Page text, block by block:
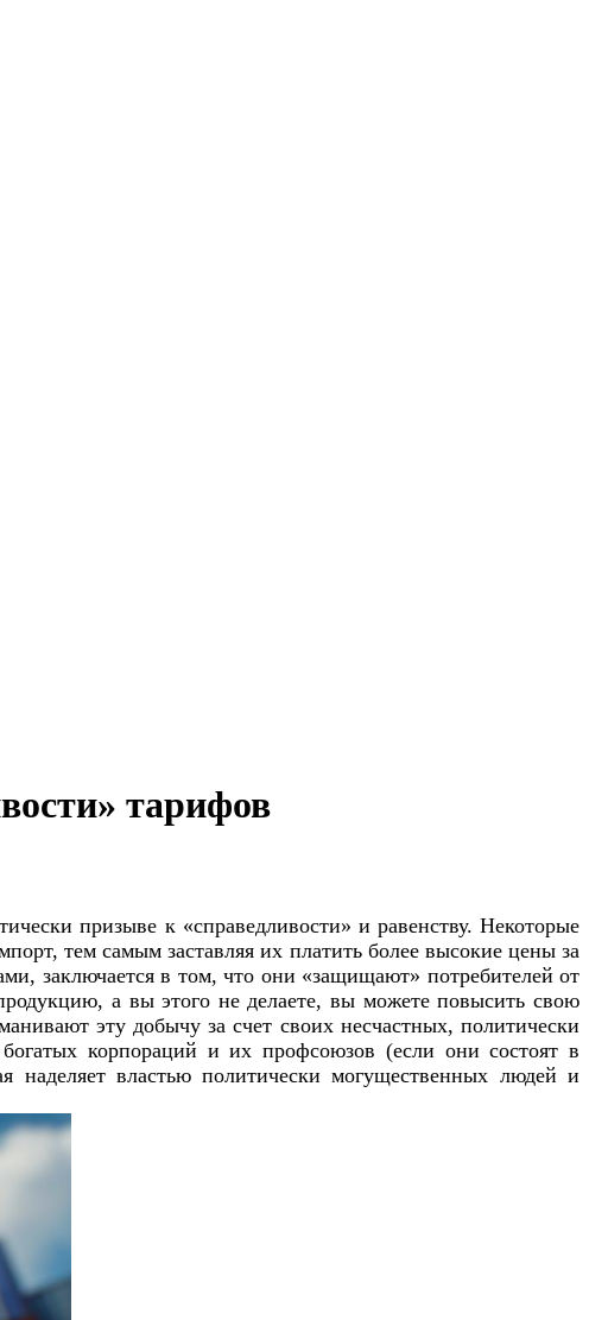
тарифов
призыве к «справедливости» и равенству. Некоторые
тем самым заставляя их платить более высокие цены за
заключается в том, что они «защищают» потребителей от
а вы этого не делаете, вы можете повысить свою
эту добычу за счет своих несчастных, политически
корпораций и их профсоюзов (если они состоят в
властью политически могущественных людей и